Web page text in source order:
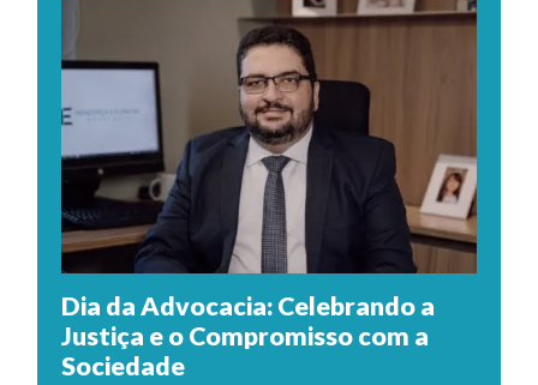
Dia da Advocacia: Celebrando a
Justiça e o Compromisso com a
Sociedade